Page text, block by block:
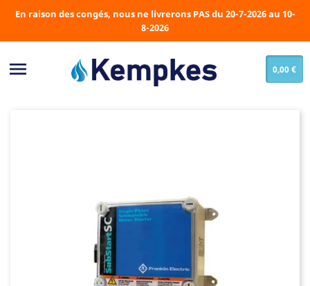
En raison des congés, nous ne livrerons PAS du 20-7-2026 au 10-
8-2026
 0,00 €